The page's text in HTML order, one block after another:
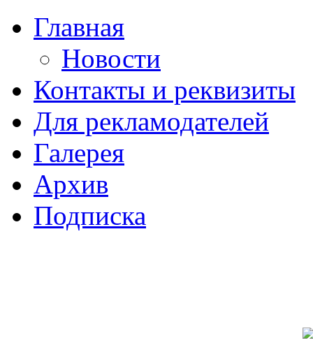
Главная
Новости
Контакты и реквизиты
Для рекламодателей
Галерея
Архив
Подписка